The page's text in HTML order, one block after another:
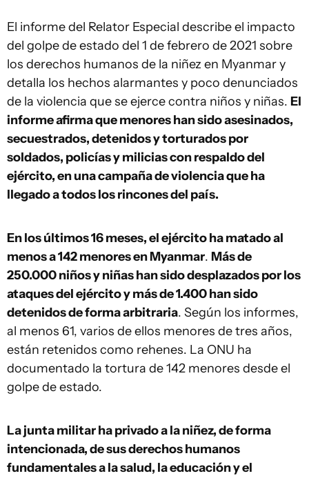
El informe del Relator Especial describe el impacto
del golpe de estado del 1 de febrero de 2021 sobre
los derechos humanos de la niñez en Myanmar y
detalla los hechos alarmantes y poco denunciados
de la violencia que se ejerce contra niños y niñas. El
informe afirma que menores han sido asesinados,
secuestrados, detenidos y torturados por
soldados, policías y milicias con respaldo del
ejército, en una campaña de violencia que ha
llegado a todos los rincones del país.
En los últimos 16 meses, el ejército ha matado al
menos a 142 menores en Myanmar. Más de
250.000 niños y niñas han sido desplazados por los
ataques del ejército y más de 1.400 han sido
detenidos de forma arbitraria. Según los informes,
al menos 61, varios de ellos menores de tres años,
están retenidos como rehenes. La ONU ha
documentado la tortura de 142 menores desde el
golpe de estado.
La junta militar ha privado a la niñez, de forma
intencionada, de sus derechos humanos
fundamentales a la salud, la educación y el